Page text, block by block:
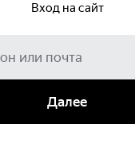
Вход на сайт
Далее